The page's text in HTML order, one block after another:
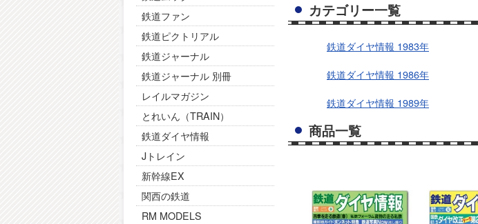
鉄道ファン
鉄道ピクトリアル
鉄道ジャーナル
鉄道ジャーナル 別冊
レイルマガジン
とれいん（TRAIN）
鉄道ダイヤ情報
Jトレイン
新幹線EX
関西の鉄道
RM MODELS
カテゴリー一覧
鉄道ダイヤ情報 1983年
鉄道ダイヤ情報 1986年
鉄道ダイヤ情報 1989年
商品一覧